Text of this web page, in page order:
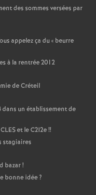
des sommes versées par
appelez ça du « beurre
à la rentrée 2012
de Créteil
un établissement de
CLESet le C2I2e!!
stagiaires
bazar!
bonne idée?